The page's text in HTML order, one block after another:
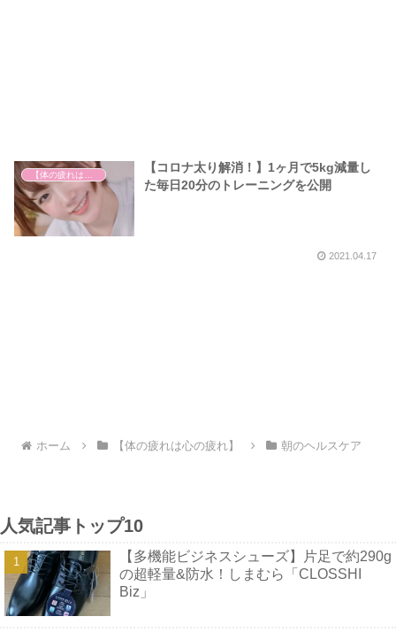
【体の疲れは心の疲れ】
【コロナ太り解消！】1ヶ月で5kg減量し
た毎日20分のトレーニングを公開
2021.04.17
ホーム 【体の疲れは心の疲れ】 朝のヘルスケア
人気記事トップ10
【多機能ビジネスシューズ】片足で約290g
の超軽量&防水！しまむら「CLOSSHI
Biz」